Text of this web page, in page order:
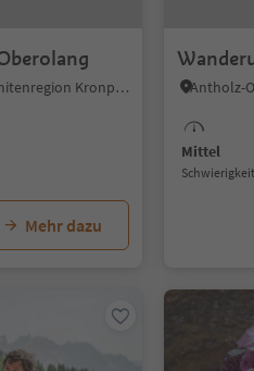
Oberolang, Olang, Dolomitenregion Kronplatz
Mehr dazu
Antholz-
Mittel
Schwierigkeitsgrad